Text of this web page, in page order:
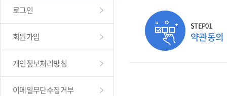
로그인
회원가입
개인정보처리방침
이메일무단수집거부
STEP01
약관동의